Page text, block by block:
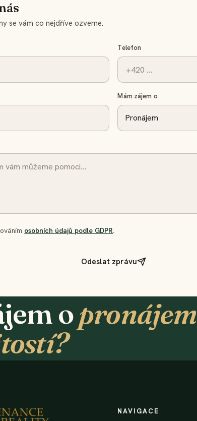
se vám co nejdříve ozveme.
Telefon
Mám zájem o
osobních údajů podle GDPR.
Odeslat zprávu
opronájem
?
NAVIGACE